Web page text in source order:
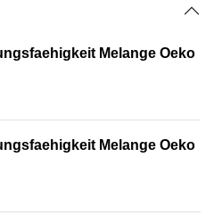
Melange Oeko
Melange Oeko